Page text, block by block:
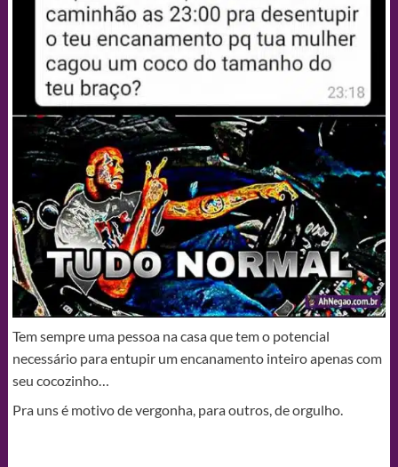
Tem sempre uma pessoa na casa que tem o potencial
necessário para entupir um encanamento inteiro apenas com
seu cocozinho…
Pra uns é motivo de vergonha, para outros, de orgulho.